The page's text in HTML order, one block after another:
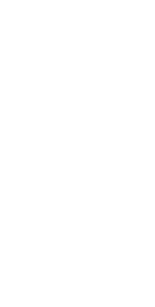
次次险象环生中
获数起重案要案的艰难过
终前与遗憾和解的“无用
院的奇女子。十年前的
甜 饰），虽自小被父母